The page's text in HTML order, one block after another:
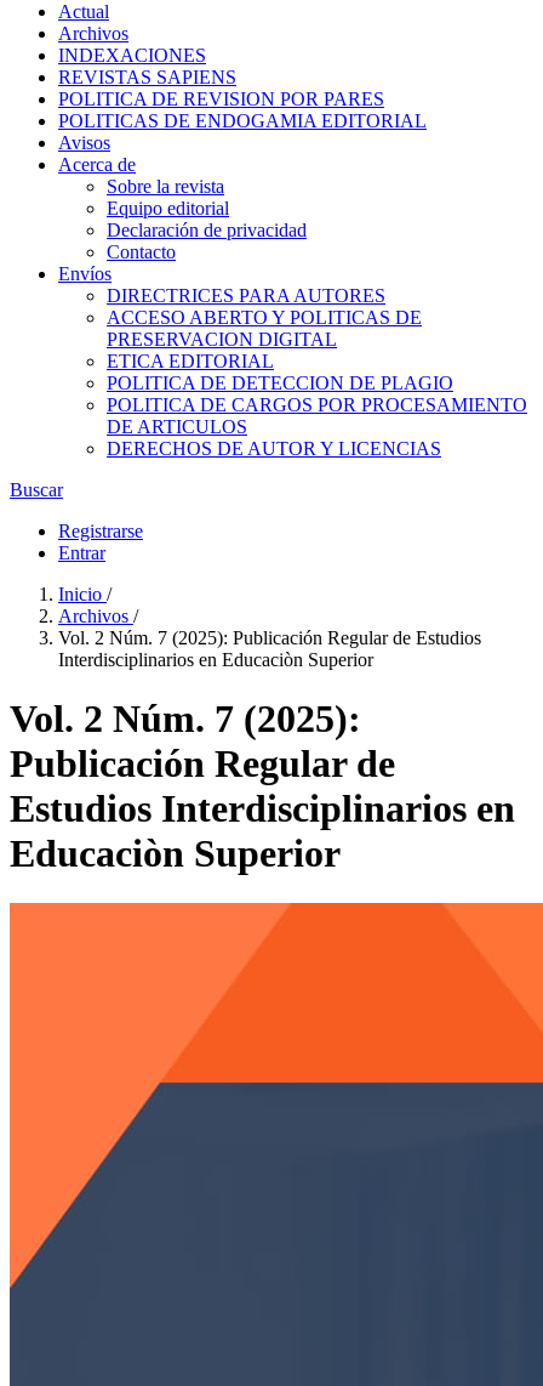
Actual
Archivos
INDEXACIONES
REVISTAS SAPIENS
POLITICA DE REVISION POR PARES
POLITICAS DE ENDOGAMIA EDITORIAL
Avisos
Acerca de
Sobre la revista
Equipo editorial
Declaración de privacidad
Contacto
Envíos
DIRECTRICES PARA AUTORES
ACCESO ABERTO Y POLITICAS DE
PRESERVACION DIGITAL
ETICA EDITORIAL
POLITICA DE DETECCION DE PLAGIO
POLITICA DE CARGOS POR PROCESAMIENTO
DE ARTICULOS
DERECHOS DE AUTOR Y LICENCIAS
Buscar
Registrarse
Entrar
Inicio /
Archivos /
Vol. 2 Núm. 7 (2025): Publicación Regular de Estudios
Interdisciplinarios en Educaciòn Superior
Vol. 2 Núm. 7 (2025):
Publicación Regular de
Estudios Interdisciplinarios en
Educaciòn Superior